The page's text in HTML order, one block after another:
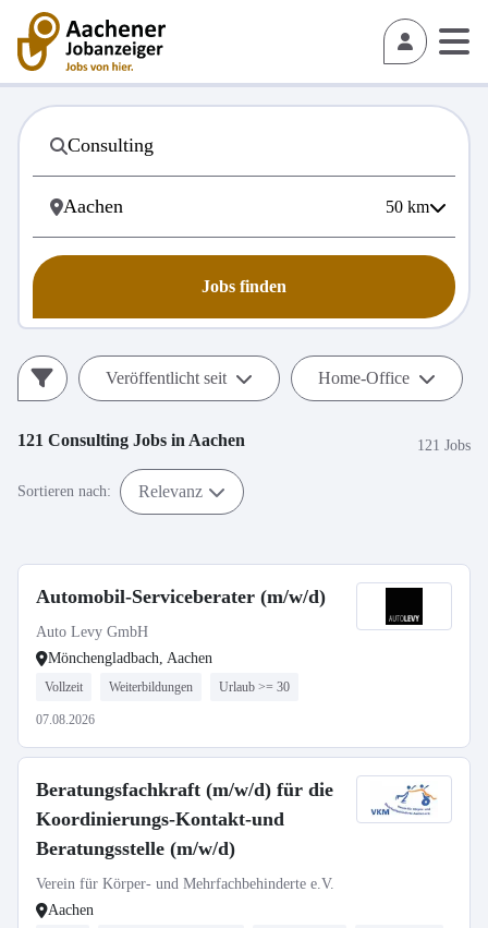
50 km
Jobs finden
Veröffentlicht seit Home-Office
121 Consulting Jobs in Aachen 121 Jobs
Sortieren nach: Relevanz
Automobil-Serviceberater (m/w/d)
Auto Levy GmbH
Mönchengladbach, Aachen
Vollzeit Weiterbildungen Urlaub >= 30
07.08.2026
Beratungsfachkraft (m/w/d) für die
Koordinierungs-Kontakt-und
Beratungsstelle (m/w/d)
Verein für Körper- und Mehrfachbehinderte e.V.
Aachen